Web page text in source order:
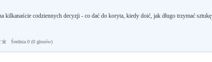
kilkanaście codziennych decyzji - co dać do koryta, kiedy doić, jak długo trzymać sztukę
Średnia 0 (0 głosów)